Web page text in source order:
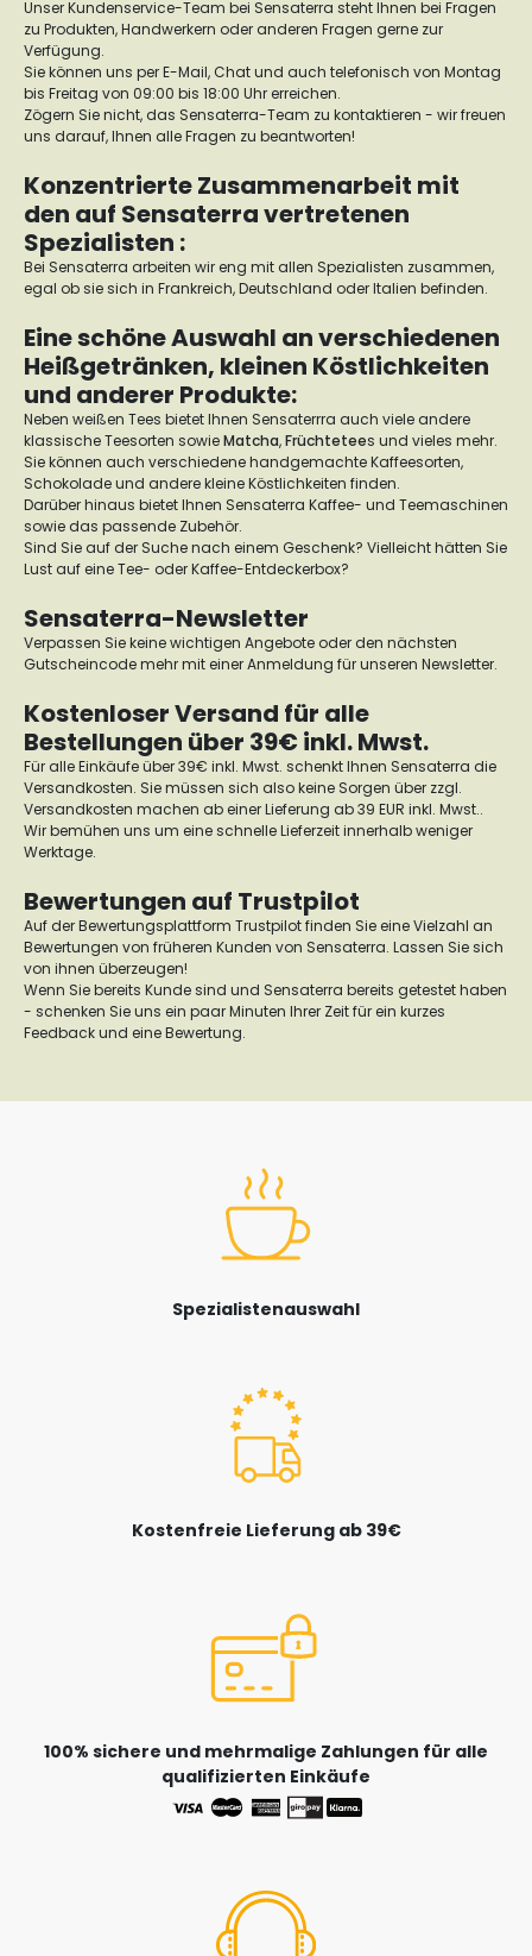
Unser Kundenservice-Team bei Sensaterra steht Ihnen bei Fragen
zu Produkten, Handwerkern oder anderen Fragen gerne zur
Verfügung.
Sie können uns per E-Mail, Chat und auch telefonisch von Montag
bis Freitag von 09:00 bis 18:00 Uhr erreichen.
Zögern Sie nicht, das Sensaterra-Team zu kontaktieren - wir freuen
uns darauf, Ihnen alle Fragen zu beantworten!
Konzentrierte Zusammenarbeit mit
den auf Sensaterra vertretenen
Spezialisten :
Bei Sensaterra arbeiten wir eng mit allen Spezialisten zusammen,
egal ob sie sich in Frankreich, Deutschland oder Italien befinden.
Eine schöne Auswahl an verschiedenen
Heißgetränken, kleinen Köstlichkeiten
und anderer Produkte:
Neben weißen Tees bietet Ihnen Sensaterrra auch viele andere
klassische Teesorten sowieMatcha,Früchtetees und vieles mehr.
Sie können auch verschiedene handgemachte Kaffeesorten,
Schokolade und andere kleine Köstlichkeiten finden.
Darüber hinaus bietet Ihnen Sensaterra Kaffee- und Teemaschinen
sowie das passende Zubehör.
Sind Sie auf der Suche nach einem Geschenk? Vielleicht hätten Sie
Lust auf eine Tee- oder Kaffee-Entdeckerbox?
Sensaterra-Newsletter
Verpassen Sie keine wichtigen Angebote oder den nächsten
Gutscheincode mehr mit einer Anmeldung für unseren Newsletter.
Kostenloser Versand für alle
Bestellungen über 39€ inkl. Mwst.
Für alle Einkäufe über 39€ inkl. Mwst. schenkt Ihnen Sensaterra die
Versandkosten. Sie müssen sich also keine Sorgen über zzgl.
Versandkosten machen ab einer Lieferung ab 39 EUR inkl. Mwst..
Wir bemühen uns um eine schnelle Lieferzeit innerhalb weniger
Werktage.
Bewertungen auf Trustpilot
Auf der Bewertungsplattform Trustpilot finden Sie eine Vielzahl an
Bewertungen von früheren Kunden von Sensaterra. Lassen Sie sich
von ihnen überzeugen!
Wenn Sie bereits Kunde sind und Sensaterra bereits getestet haben
- schenken Sie uns ein paar Minuten Ihrer Zeit für ein kurzes
Feedback und eine Bewertung.
Spezialistenauswahl
Kostenfreie Lieferung ab 39€
100% sichere und mehrmalige Zahlungen für alle
qualifizierten Einkäufe